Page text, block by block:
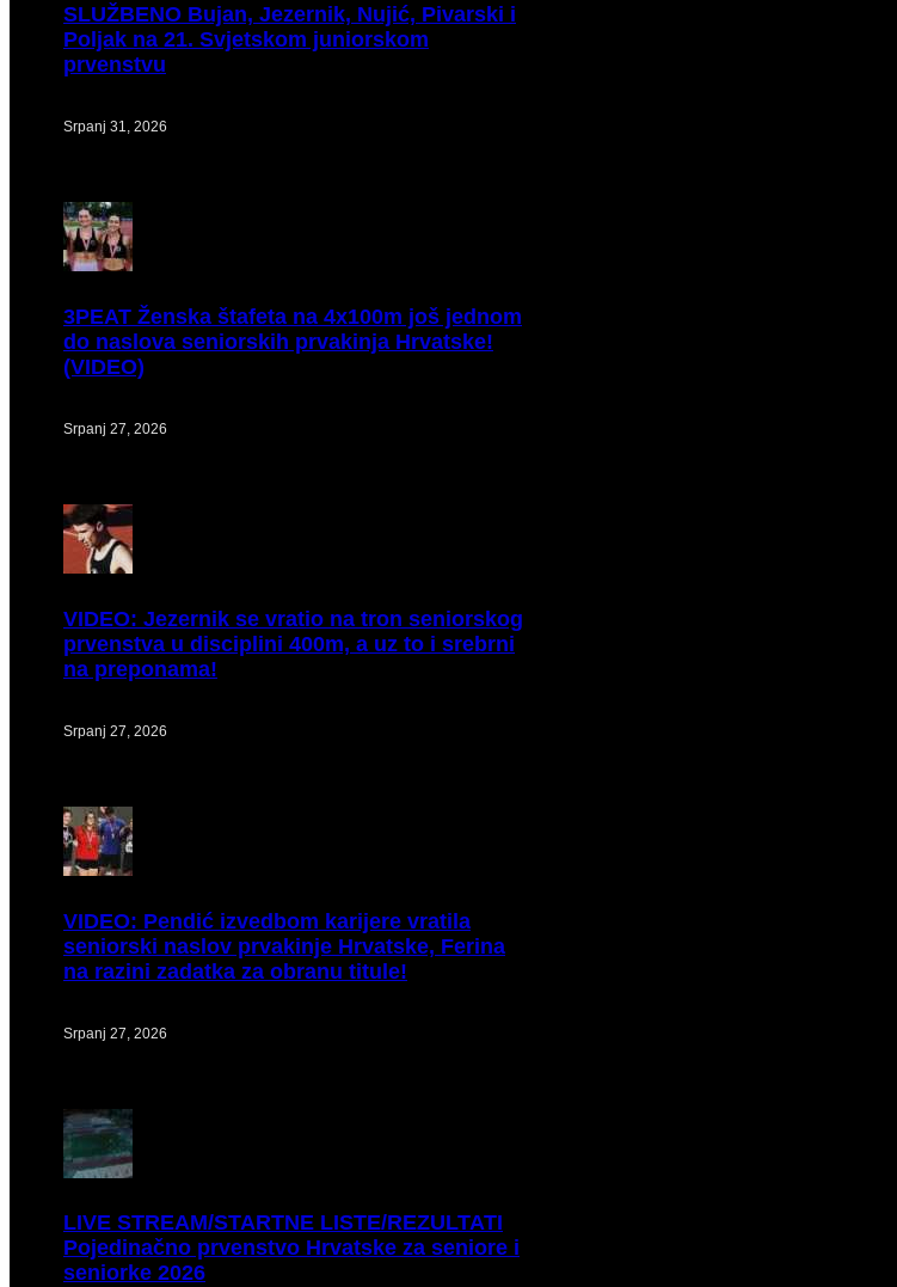
SLUŽBENO Bujan, Jezernik, Nujić, Pivarski i
Poljak na 21. Svjetskom juniorskom
prvenstvu
Srpanj 31, 2026
3PEAT Ženska štafeta na 4x100m još jednom
do naslova seniorskih prvakinja Hrvatske!
(VIDEO)
Srpanj 27, 2026
VIDEO: Jezernik se vratio na tron seniorskog
prvenstva u disciplini 400m, a uz to i srebrni
na preponama!
Srpanj 27, 2026
VIDEO: Pendić izvedbom karijere vratila
seniorski naslov prvakinje Hrvatske, Ferina
na razini zadatka za obranu titule!
Srpanj 27, 2026
LIVE STREAM/STARTNE LISTE/REZULTATI
Pojedinačno prvenstvo Hrvatske za seniore i
seniorke 2026